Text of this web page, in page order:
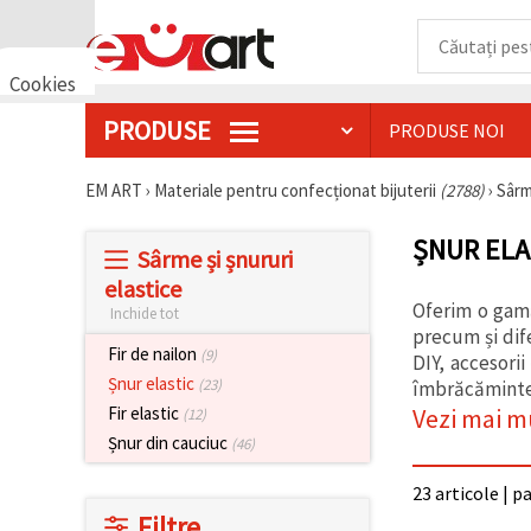
Cookies
PRODUSE PRODUSE NOI
EM ART › Materiale pentru confecționat bijuterii (2788)›
Sârme și șnururi
elastice
Inchide tot
Fir de nailon (9)
Șnur elastic (23)
Fir elastic (12)
Șnur din cauciuc (46)
ȘNUR
Oferim o
precum și
DIY,
Vezi mai
23 articole |